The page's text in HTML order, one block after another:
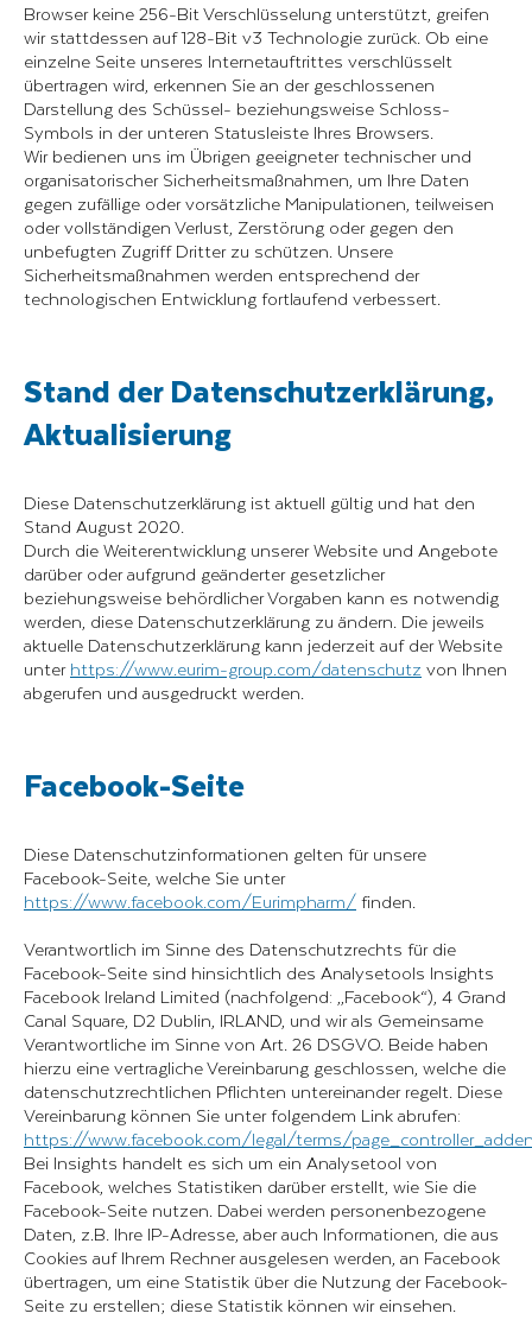
Browser keine 256-Bit Verschlüsselung unterstützt, greifen
wir stattdessen auf 128-Bit v3 Technologie zurück. Ob eine
einzelne Seite unseres Internetauftrittes verschlüsselt
übertragen wird, erkennen Sie an der geschlossenen
Darstellung des Schüssel- beziehungsweise Schloss-
Symbols in der unteren Statusleiste Ihres Browsers.
Wir bedienen uns im Übrigen geeigneter technischer und
organisatorischer Sicherheitsmaßnahmen, um Ihre Daten
gegen zufällige oder vorsätzliche Manipulationen, teilweisen
oder vollständigen Verlust, Zerstörung oder gegen den
unbefugten Zugriff Dritter zu schützen. Unsere
Sicherheitsmaßnahmen werden entsprechend der
technologischen Entwicklung fortlaufend verbessert.
Stand der Datenschutzerklärung,
Aktualisierung
Diese Datenschutzerklärung ist aktuell gültig und hat den
Stand August 2020.
Durch die Weiterentwicklung unserer Website und Angebote
darüber oder aufgrund geänderter gesetzlicher
beziehungsweise behördlicher Vorgaben kann es notwendig
werden, diese Datenschutzerklärung zu ändern. Die jeweils
aktuelle Datenschutzerklärung kann jederzeit auf der Website
unterhttps://www.eurim-group.com/datenschutz von Ihnen
abgerufen und ausgedruckt werden.
Facebook-Seite
Diese Datenschutzinformationen gelten für unsere
Facebook-Seite, welche Sie unter
https://www.facebook.com/Eurimpharm/finden.
Verantwortlich im Sinne des Datenschutzrechts für die
Facebook-Seite sind hinsichtlich des Analysetools Insights
Facebook Ireland Limited (nachfolgend: „Facebook“), 4 Grand
Canal Square, D2 Dublin, IRLAND, und wir als Gemeinsame
Verantwortliche im Sinne von Art. 26 DSGVO. Beide haben
hierzu eine vertragliche Vereinbarung geschlossen, welche die
datenschutzrechtlichen Pflichten untereinander regelt. Diese
Vereinbarung können Sie unter folgendem Link abrufen:
https://www.facebook.com/legal/terms/
Bei Insights handelt es sich um ein Analysetool von
Facebook, welches Statistiken darüber erstellt, wie Sie die
Facebook-Seite nutzen. Dabei werden personenbezogene
Daten, z.B. Ihre IP-Adresse, aber auch Informationen, die aus
Cookies auf Ihrem Rechner ausgelesen werden, an Facebook
übertragen, um eine Statistik über die Nutzung der Facebook-
Seite zu erstellen; diese Statistik können wir einsehen.